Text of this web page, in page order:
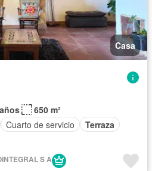
Casa
650 m²
Cuarto de servicio
Terraza
S A